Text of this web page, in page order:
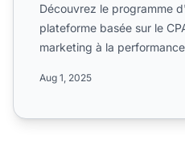
Découvrez le programme
plateforme basée sur le
marketing à la
Aug 1, 2025